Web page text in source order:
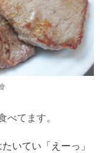
べてます。
いてい「えーっ」